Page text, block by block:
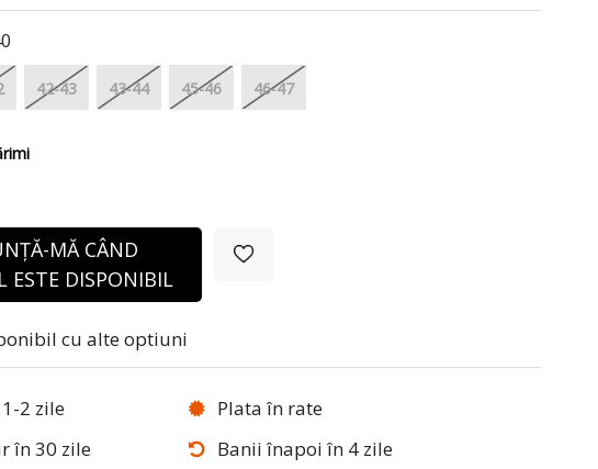
42-43 43-44 45-46 46-47
MĂ CÂND
ESTE DISPONIBIL
cu alte optiuni
2 zile
Plata în rate
în 30 zile
Banii înapoi în 4 zile